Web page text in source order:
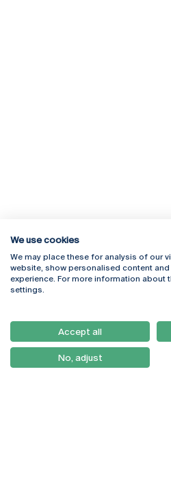
Rua Diogo Botelho 1327
4169-005 Porto
+351 226 196 240
We use cookies
We may place these for analysis of our
website, show personalised content
experience. For more information about
settings.
Accept all
No, adjust